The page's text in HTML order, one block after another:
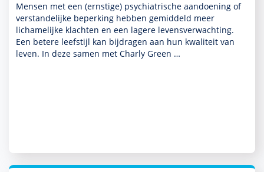
Mensen met een (ernstige) psychia­trische aandoening of
ver­stande­lijke beper­king hebben gemiddeld meer
lichame­lijke klachten en een lagere levensverwachting.
Een betere leefstijl kan bijdragen aan hun kwaliteit van
leven. In deze samen met Charly Green …